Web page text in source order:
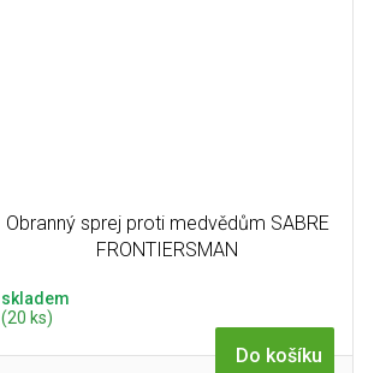
Obranný sprej proti medvědům SABRE
FRONTIERSMAN
skladem
(20 ks)
Do košíku